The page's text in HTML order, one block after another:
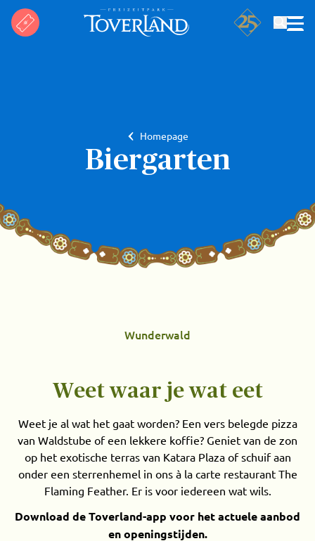
Homepage
Biergarten
Wunderwald
Weet waar je wat eet
Weet je al wat het gaat worden? Een vers belegde pizza
van Waldstube of een lekkere koffie? Geniet van de zon
op het exotische terras van Katara Plaza of schuif aan
onder een sterrenhemel in ons à la carte restaurant The
Flaming Feather. Er is voor iedereen wat wils.
Download de Toverland-app voor het actuele aanbod
en openingstijden.